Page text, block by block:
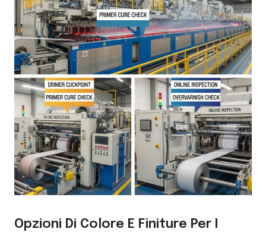
Opzioni Di Colore E Finiture Per I